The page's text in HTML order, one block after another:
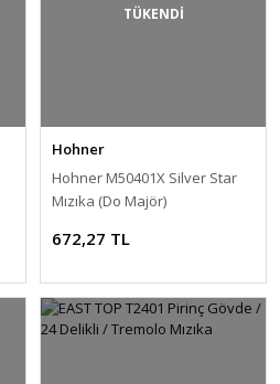
TÜKENDİ
Hohner
Hohner M50401X Silver Star
Mızıka (Do Majör)
672,27 TL